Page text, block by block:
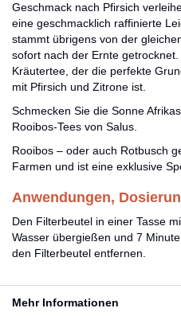
Geschmack nach Pfirsich
eine geschmacklich raffinierte
stammt übrigens von der
sofort nach der Ernte
Kräutertee, der die perfekte
mit Pfirsich und Zitrone ist.
Schmecken Sie die Sonne
Rooibos-Tees von Salus.
Rooibos – oder auch Rotbusch
Farmen und ist eine exklusive
Anwendungen,
Den Filterbeutel in einer Tasse
Wasser übergießen und 7
den Filterbeutel entfernen.
Mehr Informationen